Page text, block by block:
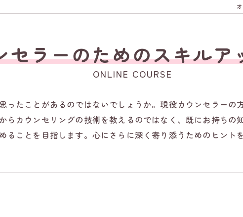
セラーのためのスキルア
ONLINE COURSE
ったことがあるのではないでしょうか。現役カウンセラー
らカウンセリングの技術を教えるのではなく、既にお持ち
ることを目指します。心にさらに深く寄り添うためのヒント